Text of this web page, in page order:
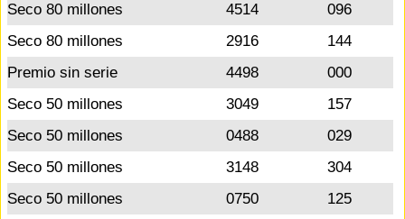
Seco 80 millones
4514
096
Seco 80 millones
2916
144
Premio sin serie
4498
000
Seco 50 millones
3049
157
Seco 50 millones
0488
029
Seco 50 millones
3148
304
Seco 50 millones
0750
125